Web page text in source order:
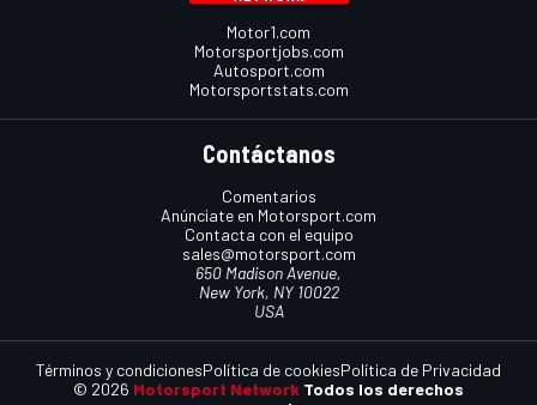
Motor1.com
Motorsportjobs.com
Autosport.com
Motorsportstats.com
Contáctanos
Comentarios
Anúnciate en Motorsport.com
Contacta con el equipo
sales@motorsport.com
650 Madison Avenue,
New York, NY 10022
USA
© 2026 Motorsport Network Todos los derechos
Términos y condicionesPolítica de cookiesPolítica de Privacidad